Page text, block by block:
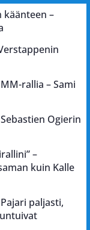
käänteen –
rallia – Sami
Ogierin
–
kuin Kalle
paljasti,